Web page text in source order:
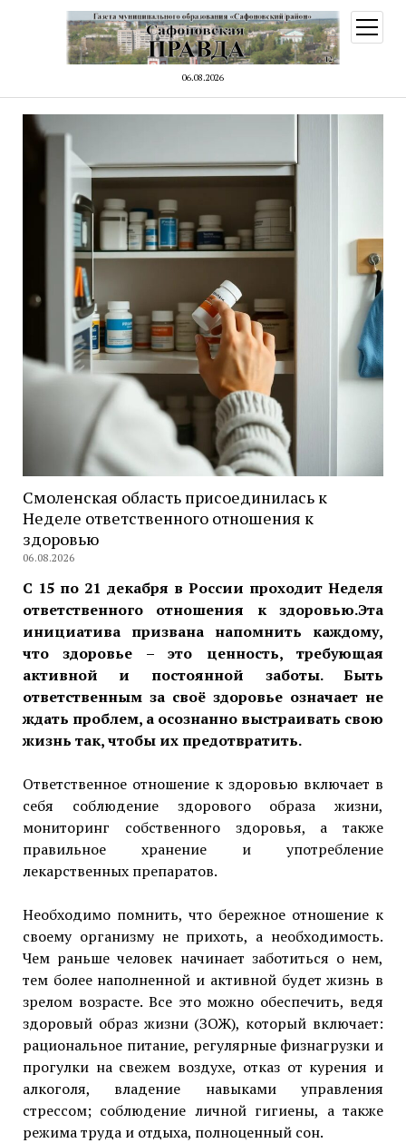
06.08.2026
меню
Смоленская область присоединилась к
Неделе ответственного отношения к
здоровью
06.08.2026
С 15 по 21 декабря в России проходит Неделя
ответственного отношения к здоровью.Эта
инициатива призвана напомнить каждому,
что здоровье – это ценность, требующая
активной и постоянной заботы. Быть
ответственным за своё здоровье означает не
ждать проблем, а осознанно выстраивать свою
жизнь так, чтобы их предотвратить.
Ответственное отношение к здоровью включает в
себя соблюдение здорового образа жизни,
мониторинг собственного здоровья, а также
правильное хранение и употребление
лекарственных препаратов.
Необходимо помнить, что бережное отношение к
своему организму не прихоть, а необходимость.
Чем раньше человек начинает заботиться о нем,
тем более наполненной и активной будет жизнь в
зрелом возрасте. Все это можно обеспечить, ведя
здоровый образ жизни (ЗОЖ), который включает:
рациональное питание, регулярные физнагрузки и
прогулки на свежем воздухе, отказ от курения и
алкоголя, владение навыками управления
стрессом; соблюдение личной гигиены, а также
режима труда и отдыха, полноценный сон.